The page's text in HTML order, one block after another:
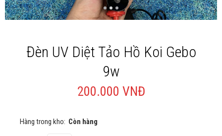
Đèn UV Diệt Tảo Hồ Koi Gebo
9w
200.000 VNĐ
Hàng trong kho: Còn hàng
Liên Hệ